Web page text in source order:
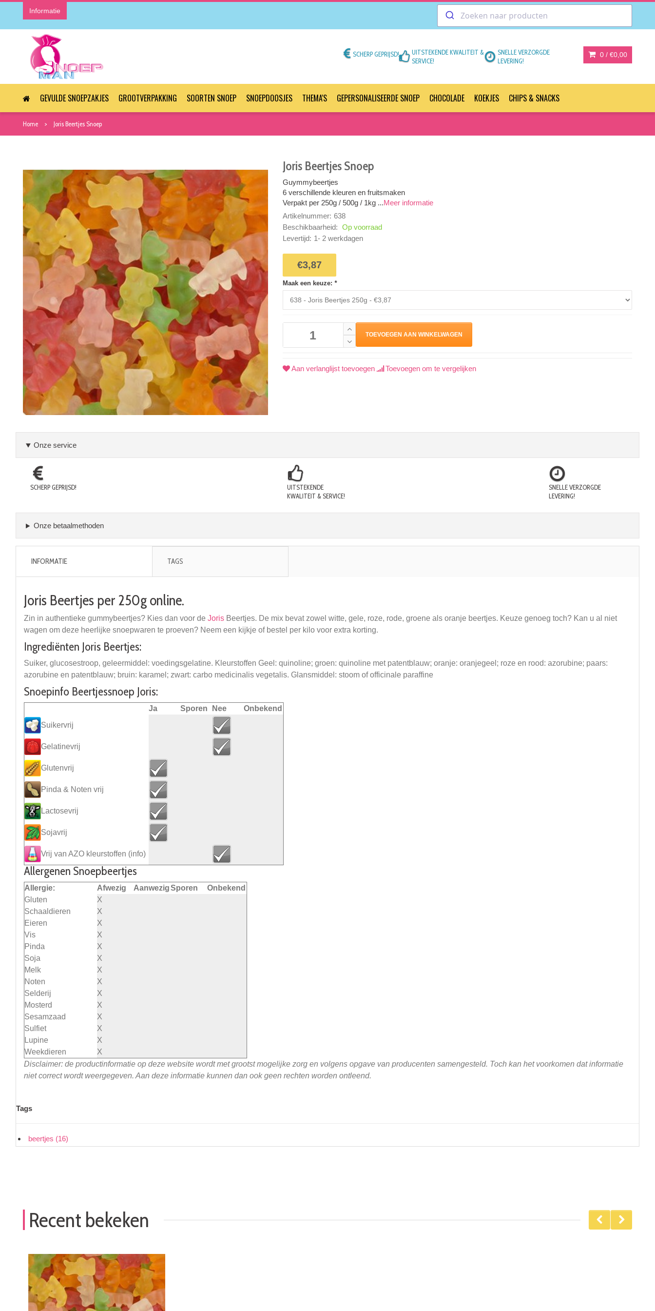
Informatie
SCHERP GEPRIJSD!
UITSTEKENDE KWALITEIT &
SERVICE!
SNELLE VERZORGDE
LEVERING!
0 / €0,00
GEVULDE SNOEPZAKJES GROOTVERPAKKING SOORTEN SNOEP SNOEPDOOSJES THEMA'S GEPERSONALISEERDE SNOEP CHOCOLADE KOEKJES CHIPS & SNACKS
Home Joris Beertjes Snoep
Joris Beertjes Snoep
Guymmybeertjes
6 verschillende kleuren en fruitsmaken
Verpakt per 250g / 500g / 1kg ...Meer informatie
Artikelnummer: 638
Beschikbaarheid:
Op voorraad
Levertijd: 1- 2 werkdagen
€3,87
Maak een keuze:*
TOEVOEGEN AAN WINKELWAGEN
Aan verlanglijst toevoegen Toevoegen om te vergelijken
Onze service
SCHERP GEPRIJSD!
UITSTEKENDE
KWALITEIT & SERVICE!
SNELLE VERZORGDE
LEVERING!
Onze betaalmethoden
INFORMATIE TAGS
Joris Beertjes per 250g online.
Zin in authentieke gummybeertjes? Kies dan voor de Joris Beertjes. De mix bevat zowel witte, gele, roze, rode, groene als oranje beertjes. Keuze genoeg toch? Kan u al niet
wagen om deze heerlijke snoepwaren te proeven? Neem een kijkje of bestel per kilo voor extra korting.
Ingrediënten Joris Beertjes:
Suiker, glucosestroop, geleermiddel: voedingsgelatine. Kleurstoffen Geel: quinoline; groen: quinoline met patentblauw; oranje: oranjegeel; roze en rood: azorubine; paars:
azorubine en patentblauw; bruin: karamel; zwart: carbo medicinalis vegetalis. Glansmiddel: stoom of officinale paraffine
Snoepinfo Beertjessnoep Joris:
Ja Sporen Nee
Onbekend
Suikervrij
Gelatinevrij
Glutenvrij
Pinda & Noten vrij
Lactosevrij
Sojavrij
Vrij van AZO kleurstoffen (info)
Allergenen Snoepbeertjes
Allergie: Afwezig AanwezigSporen
Onbekend
Gluten
X
Schaaldieren
X
Eieren
X
Vis
X
Pinda
X
Soja
X
Melk
X
Noten
X
Selderij
X
Mosterd
X
Sesamzaad
X
Sulfiet
X
Lupine
X
Weekdieren
X
Disclaimer: de productinformatie op deze website wordt met grootst mogelijke zorg en volgens opgave van producenten samengesteld. Toch kan het voorkomen dat informatie
niet correct wordt weergegeven. Aan deze informatie kunnen dan ook geen rechten worden ontleend.
Tags
beertjes (16)
Recent bekeken